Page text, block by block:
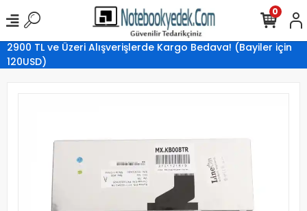
2900 TL ve Üzeri Alışverişlerde Kargo Bedava! (Bayiler için
120USD)
0